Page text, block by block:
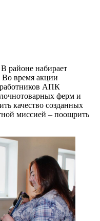
районе набирает
время акции
работников АПК
ферм и
качество созданных
миссией – поощрить